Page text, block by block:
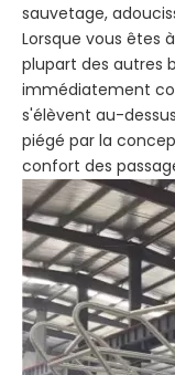
sauvetage,
Lorsque vous êtes
plupart des autres
immédiatement
s'élèvent au-
piégé par la
confort des